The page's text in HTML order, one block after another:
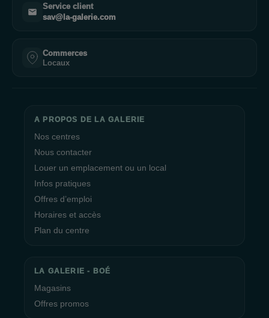
Service client
sav@la-galerie.com
Commerces
Locaux
A PROPOS DE LA GALERIE
Nos centres
Nous contacter
Louer un emplacement ou un local
Infos pratiques
Offres d’emploi
Horaires et accès
Plan du centre
LA GALERIE - BOÉ
Magasins
Offres promos